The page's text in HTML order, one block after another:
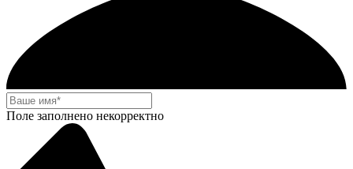
Поле заполнено некорректно